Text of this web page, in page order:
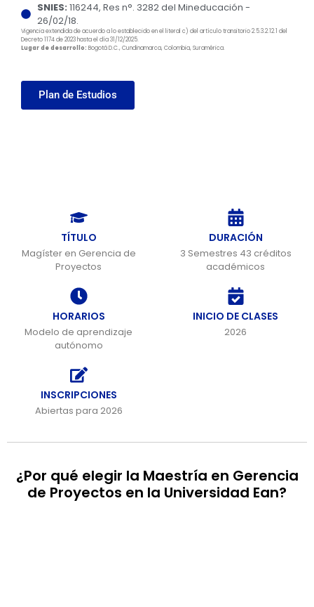
SNIES: 116244, Res n°. 3282 del Mineducación -
26/02/18.
Vigencia extendida de acuerdo a lo establecido en el literal c) del artículo transitorio 2.5.3.2.12.1 del
Decreto 1174 de 2023 hasta el día 31/12/2025.
Lugar de desarrollo: Bogotá D.C., Cundinamarca, Colombia, Suramérica.
Plan de Estudios
TÍTULO
Magíster en Gerencia de
Proyectos
DURACIÓN
3 Semestres 43 créditos
académicos
HORARIOS
Modelo de aprendizaje
autónomo
INICIO DE CLASES
2026
INSCRIPCIONES
Abiertas para 2026
¿Por qué elegir la Maestría en Gerencia
de Proyectos en la Universidad Ean?